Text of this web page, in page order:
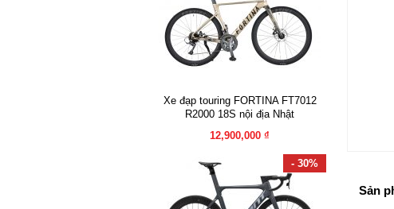
Xe đạp touring FORTINA FT7012
R2000 18S nội địa Nhật
12,900,000 ₫
- 30%
Sản